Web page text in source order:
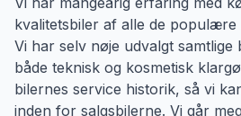
kvalitetsbiler af alle de
Vi har selv nøje udvalgt samtlige
både teknisk og kosmetisk
bilernes service historik, så vi
inden for salgsbilerne. Vi går